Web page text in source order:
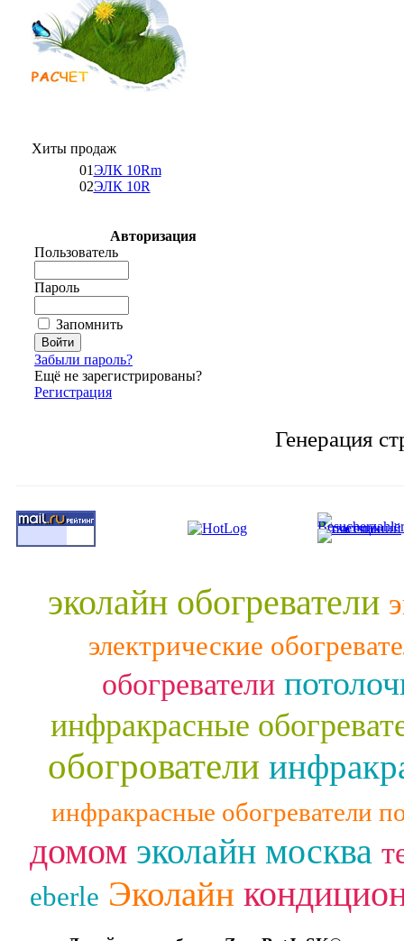
Хиты продаж
01ЭЛК 10Rm
02ЭЛК 10R
Авторизация
Пользователь
Пароль
Запомнить
Забыли пароль?
Ещё не зарегистрированы?
Регистрация
Генерация
эколайн обогреватели
электрические
обогреватели
инфракрасные
обогрователи
инфракрасные обогреватели
домом эколайн москва
eberle Эколайн